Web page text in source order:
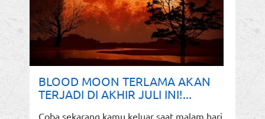
BLOOD MOON TERLAMA AKAN
TERJADI DI AKHIR JULI INI!...
Coba sekarang kamu keluar saat malam hari,